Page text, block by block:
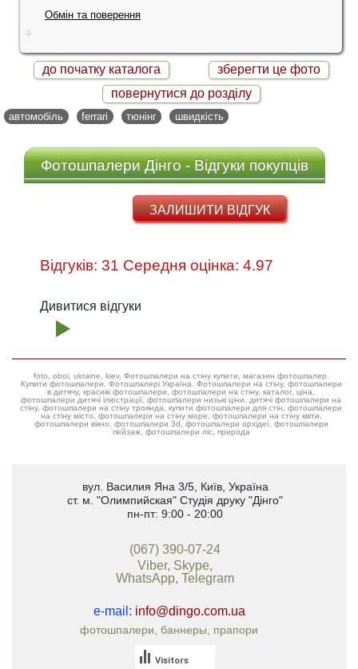
Обмін та поверення
до початку каталога
зберегти це фото
повернутися до розділу
автомобіль ferrari тюнінг швидкість
Фотошпалери Дінго - Відгуки покупців
ЗАЛИШИТИ ВІДГУК
Відгуків: 31 Середня оцінка: 4.97
Дивитися відгуки
foto, oboi, ukraine, kiev, Фотошпалери на стіну купити, магазин фотошпалер.
Купити фотошпалери. Фотошпалері Україна. Фотошпалери на стіну, фотошпалери
в дитячу, красиві фотошпалери, фотошпалери на стіну, каталог, ціна,
фотошпалери дитячі ілюстрації, фотошпалери низькі ціни, дитячі фотошпалери на
стіну, фотошпалери на стіну троянда, купити фотошпалери для стін, фотошпалери
на стіну місто, фотошпалери на стіну море, фотошпалери на стіну квіти,
фотошпалери вікно, фотошпалери 3d, фотошпалери орхідеї, фотошпалери
пейзаж, фотошпалери ліс, природа
вул. Василия Яна 3/5, Київ, Україна
ст. м. "Олимпийская" Студія друку "Дінго"
пн-пт: 9:00 - 20:00
(067) 390-07-24
Viber, Skype,
WhatsApp, Telegram
e-mail: info@dingo.com.ua
фотошпалери, баннеры, прапори
Visitors